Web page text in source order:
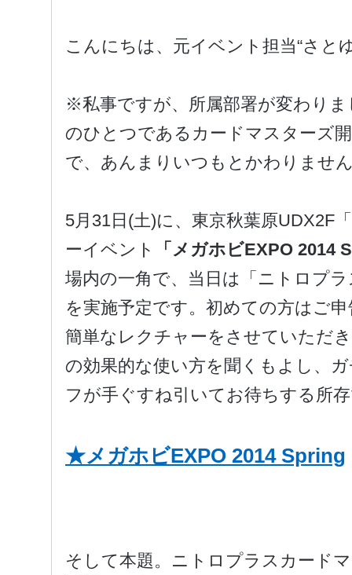
こんにちは、元イベント担当“さと
※私事ですが、所属部署が変わり
のひとつであるカードマスターズ
で、あんまりいつもとかわりませ
5月31日(土)に、東京秋葉原UDX2F
ーイベント
「メガホビEXPO 2014
場内の一角で、当日は「ニトロプ
を実施予定です。初めての方はご
簡単なレクチャーをさせていただ
の効果的な使い方を聞くもよし、
フが手ぐすね引いてお待ちする所
★メガホビEXPO 2014 Spring
そして本題。ニトロプラスカード